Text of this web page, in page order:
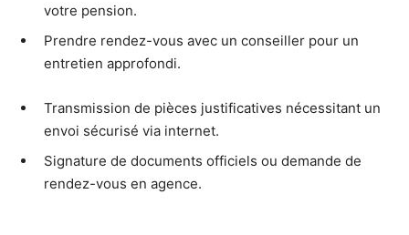
votre pension.
Prendre rendez-vous avec un conseiller pour un
entretien approfondi.
Transmission de pièces justificatives nécessitant un
envoi sécurisé via internet.
Signature de documents officiels ou demande de
rendez-vous en agence.